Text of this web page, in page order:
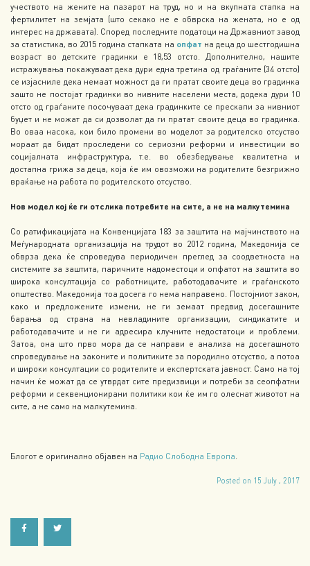
учеството на жените на пазарот на труд, но и на вкупната стапка на
фертилитет на земјата (што секако не е обврска на жената, но е од
интерес на државата). Според последните податоци на Државниот завод
за статистика, во 2015 година стапката на опфат на деца до шестгодишна
возраст во детските градинки е 18,53 отсто. Дополнително, нашите
истражувања покажуваат дека дури една третина од граѓаните (34 отсто)
се изјасниле дека немаат можност да ги пратат своите деца во градинка
зашто не постојат градинки во нивните населени места, додека дури 10
отсто од граѓаните посочуваат дека градинките се прескапи за нивниот
буџет и не можат да си дозволат да ги пратат своите деца во градинка.
Во оваа насока, кои било промени во моделот за родителско отсуство
мораат да бидат проследени со сериозни реформи и инвестиции во
социјалната инфраструктура, т.е. во обезбедување квалитетна и
достапна грижа за деца, која ќе им овозможи на родителите безгрижно
враќање на работа по родителското отсуство.
Нов модел кој ќе ги отслика потребите на сите, а не на малкутемина
Со ратификацијата на Конвенцијата 183 за заштита на мајчинството на
Меѓународната организација на трудот во 2012 година, Македонија се
обврза дека ќе спроведува периодичен преглед за соодветноста на
системите за заштита, паричните надоместоци и опфатот на заштита во
широка консултација со работниците, работодавачите и граѓанското
општество. Македонија тоа досега го нема направено. Постојниот закон,
како и предложените измени, не ги земаат предвид досегашните
барања од страна на невладините организации, синдикатите и
работодавачите и не ги адресира клучните недостатоци и проблеми.
Затоа, она што прво мора да се направи е анализа на досегашното
спроведување на законите и политиките за породилно отсуство, а потоа
и широки консултации со родителите и експертската јавност. Само на тој
начин ќе можат да се утврдат сите предизвици и потреби за сеопфатни
реформи и секвенционирани политики кои ќе им го олеснат животот на
сите, а не само на малкутемина.
Блогот е оригинално објавен на Радио Слободна Европа
Posted on 15 July , 2017